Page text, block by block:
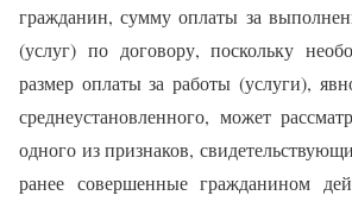
гражданин, сумму оплаты за
(услуг) по договору, поскольку
размер оплаты за работы (услуги),
среднеустановленного, может
одного из признаков,
ранее совершенные гражданином